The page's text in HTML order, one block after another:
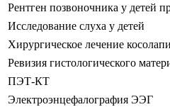
Рентген позвоночника у детей
Исследование слуха у детей
Хирургическое лечение
Ревизия гистологического
ПЭТ-КТ
Электроэнцефалография ЭЭГ